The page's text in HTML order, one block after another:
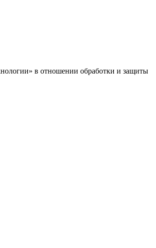
в отношении обработки и защиты